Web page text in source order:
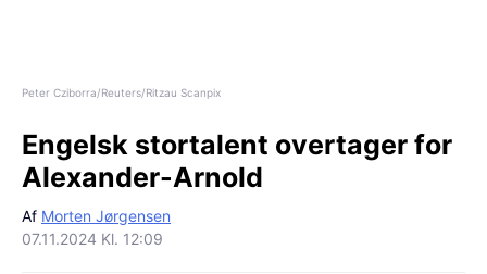
Peter Cziborra/Reuters/Ritzau Scanpix
Engelsk stortalent overtager for
Alexander-Arnold
Af Morten Jørgensen
07.11.2024 Kl. 12:09